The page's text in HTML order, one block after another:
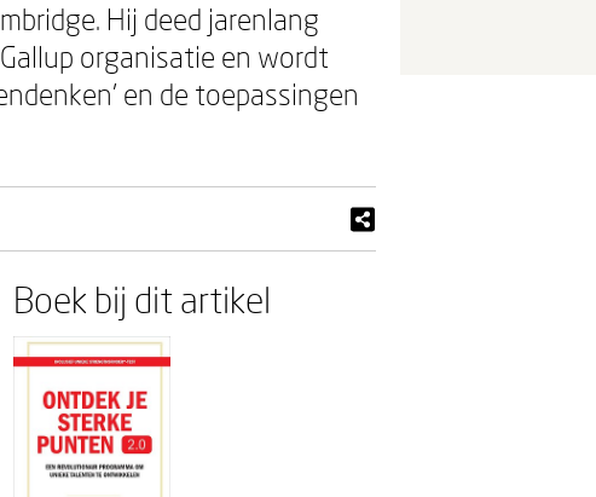
Hij deed jarenlang
organisatie en wordt
en de toepassingen
Boek bij dit artikel